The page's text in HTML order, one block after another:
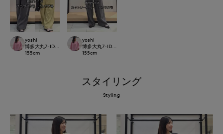
yoshi
博多大丸7-IDconcept.
155cm
yoshi
博多大丸7-IDconcept.
155cm
スタイリング
Styling